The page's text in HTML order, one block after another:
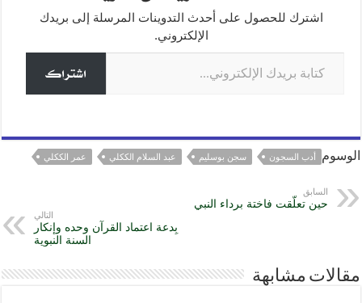
o
k
p
m
g
er
اشترك للحصول على أحدث التدوينات المرسلة إلى بريدك
الإلكتروني.
كتابة بريدك الإلكتروني...
اشتراك
الوسوم أدب السجون سجن بوسليم عبد السلام الككلي عمر الككلي
السابق
حين تعلّقت فاختة برداء النبي
التالي
بِدعة اعتماد القرآن وحده وإنكار
السنة النبوية
مقالات مشابهة